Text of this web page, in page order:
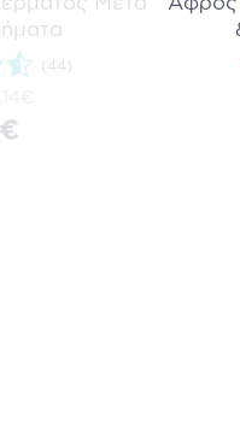
(44)